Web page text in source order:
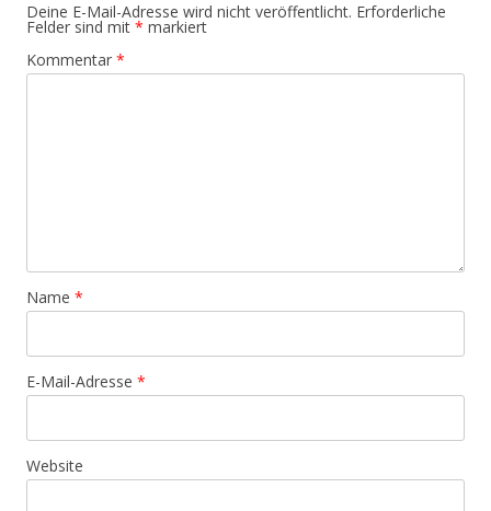
Deine E-Mail-Adresse wird nicht veröffentlicht. Erforderliche
Felder sind mit * markiert
Kommentar *
Name *
E-Mail-Adresse *
Website